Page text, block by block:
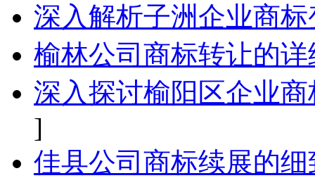
深入解析子洲企业商
榆林公司商标转让的
深入探讨榆阳区企业
]
佳县公司商标续展的